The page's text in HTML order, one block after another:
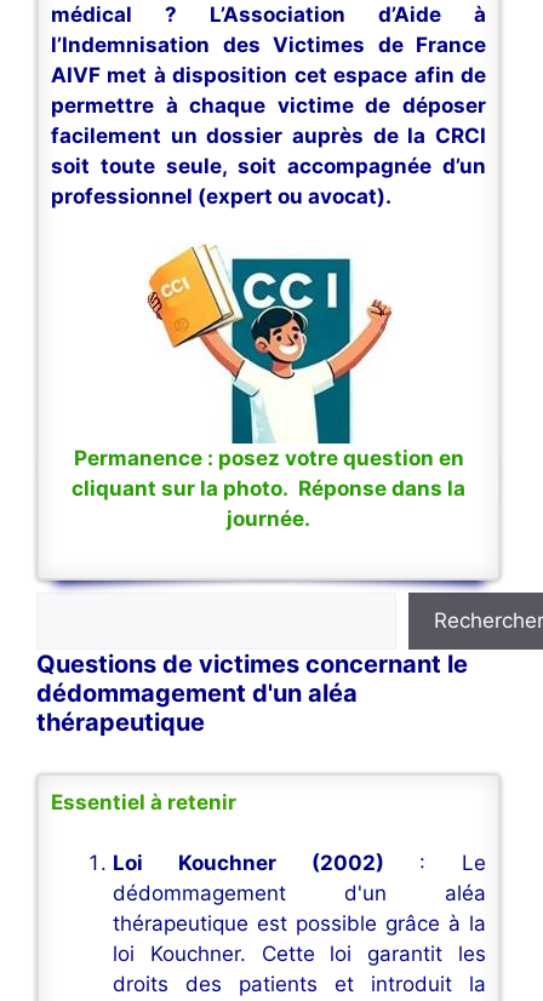
médical ? L’Association d’Aide à
l’Indemnisation des Victimes de France
AIVF met à disposition cet espace afin de
permettre à chaque victime de déposer
facilement un dossier auprès de la CRCI
soit toute seule, soit accompagnée d’un
professionnel (expert ou avocat).
Permanence : posez votre question en
cliquant sur la photo. Réponse dans la
journée.
Rechercher
Questions de victimes concernant le
dédommagement d'un aléa
thérapeutique
Essentiel à retenir
Loi Kouchner (2002) : Le
dédommagement d'un aléa
thérapeutique est possible grâce à la
loi Kouchner. Cette loi garantit les
droits des patients et introduit la